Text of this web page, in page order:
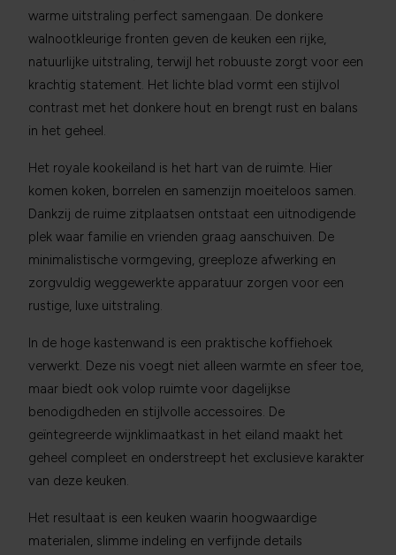
warme uitstraling perfect samengaan. De donkere
walnootkleurige fronten geven de keuken een rijke,
natuurlijke uitstraling, terwijl het robuuste zorgt voor een
krachtig statement. Het lichte blad vormt een stijlvol
contrast met het donkere hout en brengt rust en balans
in het geheel.
Het royale kookeiland is het hart van de ruimte. Hier
komen koken, borrelen en samenzijn moeiteloos samen.
Dankzij de ruime zitplaatsen ontstaat een uitnodigende
plek waar familie en vrienden graag aanschuiven. De
minimalistische vormgeving, greeploze afwerking en
zorgvuldig weggewerkte apparatuur zorgen voor een
rustige, luxe uitstraling.
In de hoge kastenwand is een praktische koffiehoek
verwerkt. Deze nis voegt niet alleen warmte en sfeer toe,
maar biedt ook volop ruimte voor dagelijkse
benodigdheden en stijlvolle accessoires. De
geïntegreerde wijnklimaatkast in het eiland maakt het
geheel compleet en onderstreept het exclusieve karakter
van deze keuken.
Het resultaat is een keuken waarin hoogwaardige
materialen, slimme indeling en verfijnde details